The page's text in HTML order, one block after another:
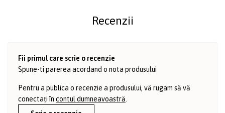
Recenzii
Fii primul care scrie o recenzie
Spune-ti parerea acordand o nota produsului
Pentru a publica o recenzie a produsului, vă rugam să vă
conectați în contul dumneavoastră